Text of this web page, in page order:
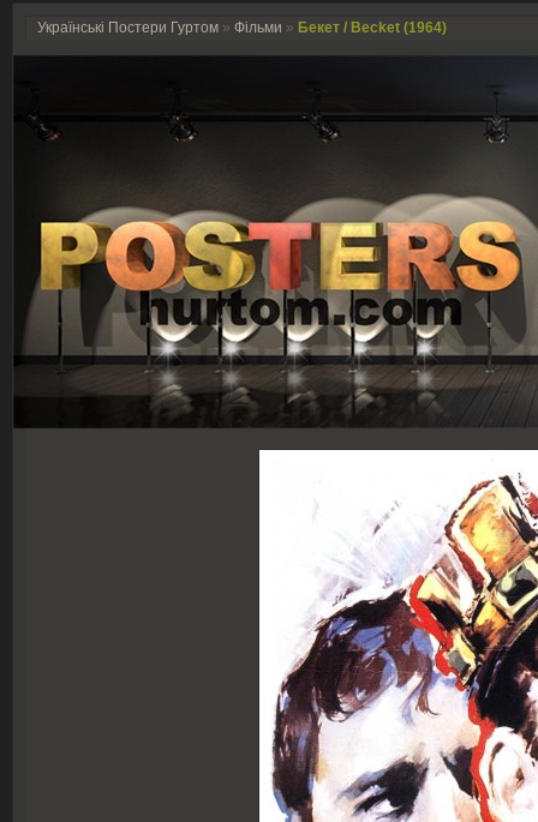
Українські Постери Гуртом » Фільми » Бекет / Becket (1964)